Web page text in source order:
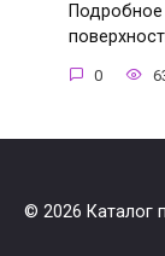
0
© 2026 Каталог